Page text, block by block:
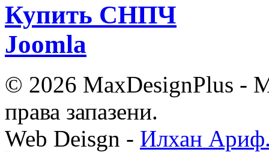
Купить СНПЧ
Joomla
© 2026 MaxDesignPlus -
права запазени.
Web Deisgn - Илхан